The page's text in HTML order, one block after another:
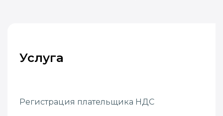
Услуга
Регистрация плательщика НДС